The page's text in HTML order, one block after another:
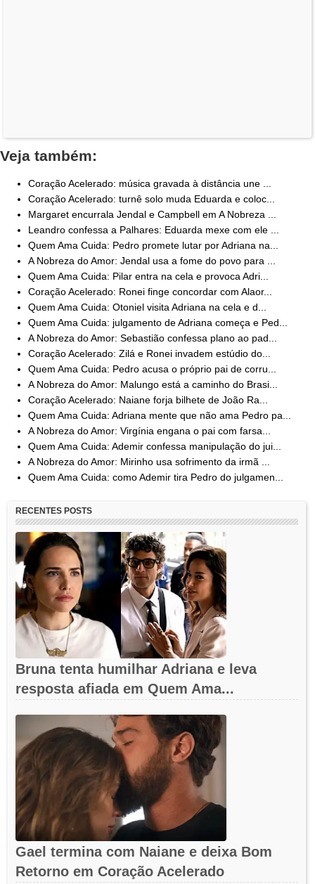
Veja também:
Coração Acelerado: música gravada à distância une ...
Coração Acelerado: turnê solo muda Eduarda e coloc...
Margaret encurrala Jendal e Campbell em A Nobreza ...
Leandro confessa a Palhares: Eduarda mexe com ele ...
Quem Ama Cuida: Pedro promete lutar por Adriana na...
A Nobreza do Amor: Jendal usa a fome do povo para ...
Quem Ama Cuida: Pilar entra na cela e provoca Adri...
Coração Acelerado: Ronei finge concordar com Alaor...
Quem Ama Cuida: Otoniel visita Adriana na cela e d...
Quem Ama Cuida: julgamento de Adriana começa e Ped...
A Nobreza do Amor: Sebastião confessa plano ao pad...
Coração Acelerado: Zilá e Ronei invadem estúdio do...
Quem Ama Cuida: Pedro acusa o próprio pai de corru...
A Nobreza do Amor: Malungo está a caminho do Brasi...
Coração Acelerado: Naiane forja bilhete de João Ra...
Quem Ama Cuida: Adriana mente que não ama Pedro pa...
A Nobreza do Amor: Virgínia engana o pai com farsa...
Quem Ama Cuida: Ademir confessa manipulação do jui...
A Nobreza do Amor: Mirinho usa sofrimento da irmã ...
Quem Ama Cuida: como Ademir tira Pedro do julgamen...
RECENTES POSTS
Bruna tenta humilhar Adriana e leva
resposta afiada em Quem Ama...
Gael termina com Naiane e deixa Bom
Retorno em Coração Acelerado